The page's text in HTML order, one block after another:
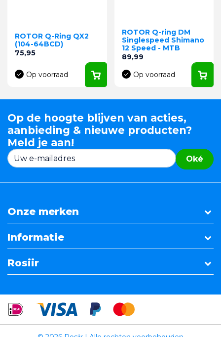
ROTOR Q-Ring QX2
(104-64BCD)
Prijs
75,95
Op voorraad
ROTOR Q-ring DM
Singlespeed Shimano
12 Speed - MTB
Prijs
89,99
Op voorraad
Op de hoogte blijven van acties,
aanbieding & nieuwe producten?
Meld je aan!
Oké
Onze merken
Informatie
Rosiir